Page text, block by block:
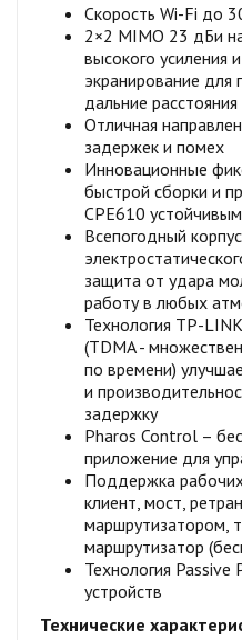
Скорость Wi-Fi до
2×2 MIMO 23 дБи
высокого усиления
экранирование для
дальние расстояния
Отличная
задержек и помех
Инновационные
быстрой сборки и
CPE610
Всепогодный
защита от удара
работу в любых
Технология TP-
(TDMA -
по времени)
и
задержку
Pharos Control –
приложение для
Поддержка
клиент, мост,
маршрутизатором,
маршрутизатор
Технология Passive
устройств
Технические